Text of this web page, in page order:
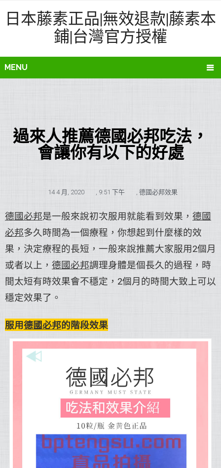
日本藤素正品|無效退款|藤素本
鋪|台灣官方授權
MENU
過來人推薦德國必邦吃法，
會讓你有以下的好處
14 4 月, 2020 , 9:51 下午 , 德國必邦效果
德國必邦是一般來說初次服用就能看到效果， 德國
必邦多久時間為一個療程，你想起到什麼樣的效
果，決定療程的長短，一般來說推薦大家服用2個月
或者以上， 德國必邦調理身體是個長久的過程，時
間太短有時效果會不穩定，2個月的時間大致上可以
穩定效果了。
服用德國必邦的階段效果